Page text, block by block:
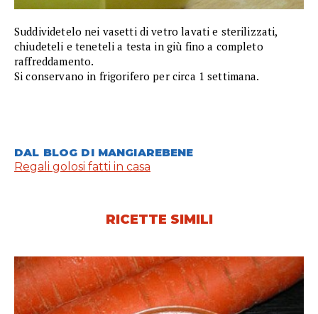
Suddividetelo nei vasetti di vetro lavati e sterilizzati,
chiudeteli e teneteli a testa in giù fino a completo
raffreddamento.
Si conservano in frigorifero per circa 1 settimana.
DAL BLOG DI MANGIAREBENE
Regali golosi fatti in casa
RICETTE SIMILI